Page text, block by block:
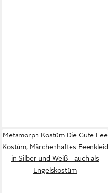
Metamorph Kostüm Die Gute Fee
Kostüm, Märchenhaftes Feenkleid
in Silber und Weiß - auch als
Engelskostüm